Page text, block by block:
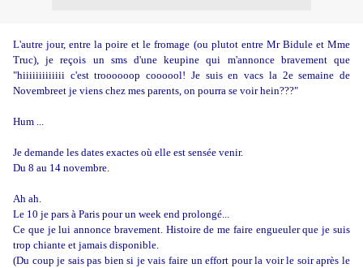
L'autre jour, entre la poire et le fromage (ou plutot entre Mr Bidule et Mme
Truc), je reçois un sms d'une keupine qui m'annonce bravement que
"hiiiiiiiiiiiii c'est troooooop coooool! Je suis en vacs la 2e semaine de
Novembreet je viens chez mes parents, on pourra se voir hein???"
Hum ...
Je demande les dates exactes où elle est sensée venir.
Du 8 au 14 novembre.
Ah ah.
Le 10 je pars à Paris pour un week end prolongé...
Ce que je lui annonce bravement. Histoire de me faire engueuler que je suis
trop chiante et jamais disponible.
(Du coup je sais pas bien si je vais faire un effort pour la voir le soir après le